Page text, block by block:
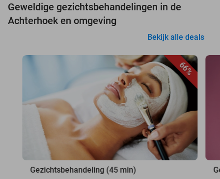
Geweldige gezichtsbehandelingen in de
Achterhoek en omgeving
Bekijk alle deals
66%
Gezichtsbehandeling (45 min)